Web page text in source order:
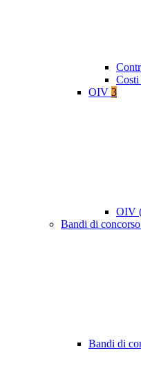
OIV 3
OIV
Bandi di concorso
Bandi di